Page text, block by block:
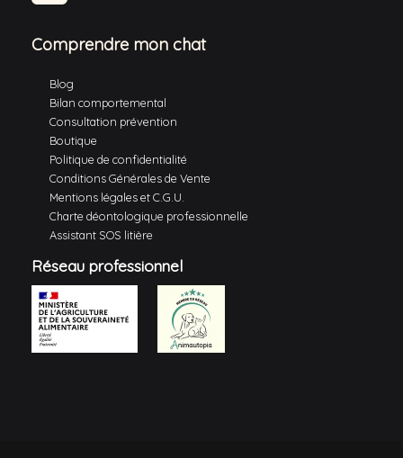
Comprendre mon chat
Blog
Bilan comportemental
Consultation prévention
Boutique
Politique de confidentialité
Conditions Générales de Vente
Mentions légales et C.G.U.
Charte déontologique professionnelle
Assistant SOS litière
Réseau professionnel